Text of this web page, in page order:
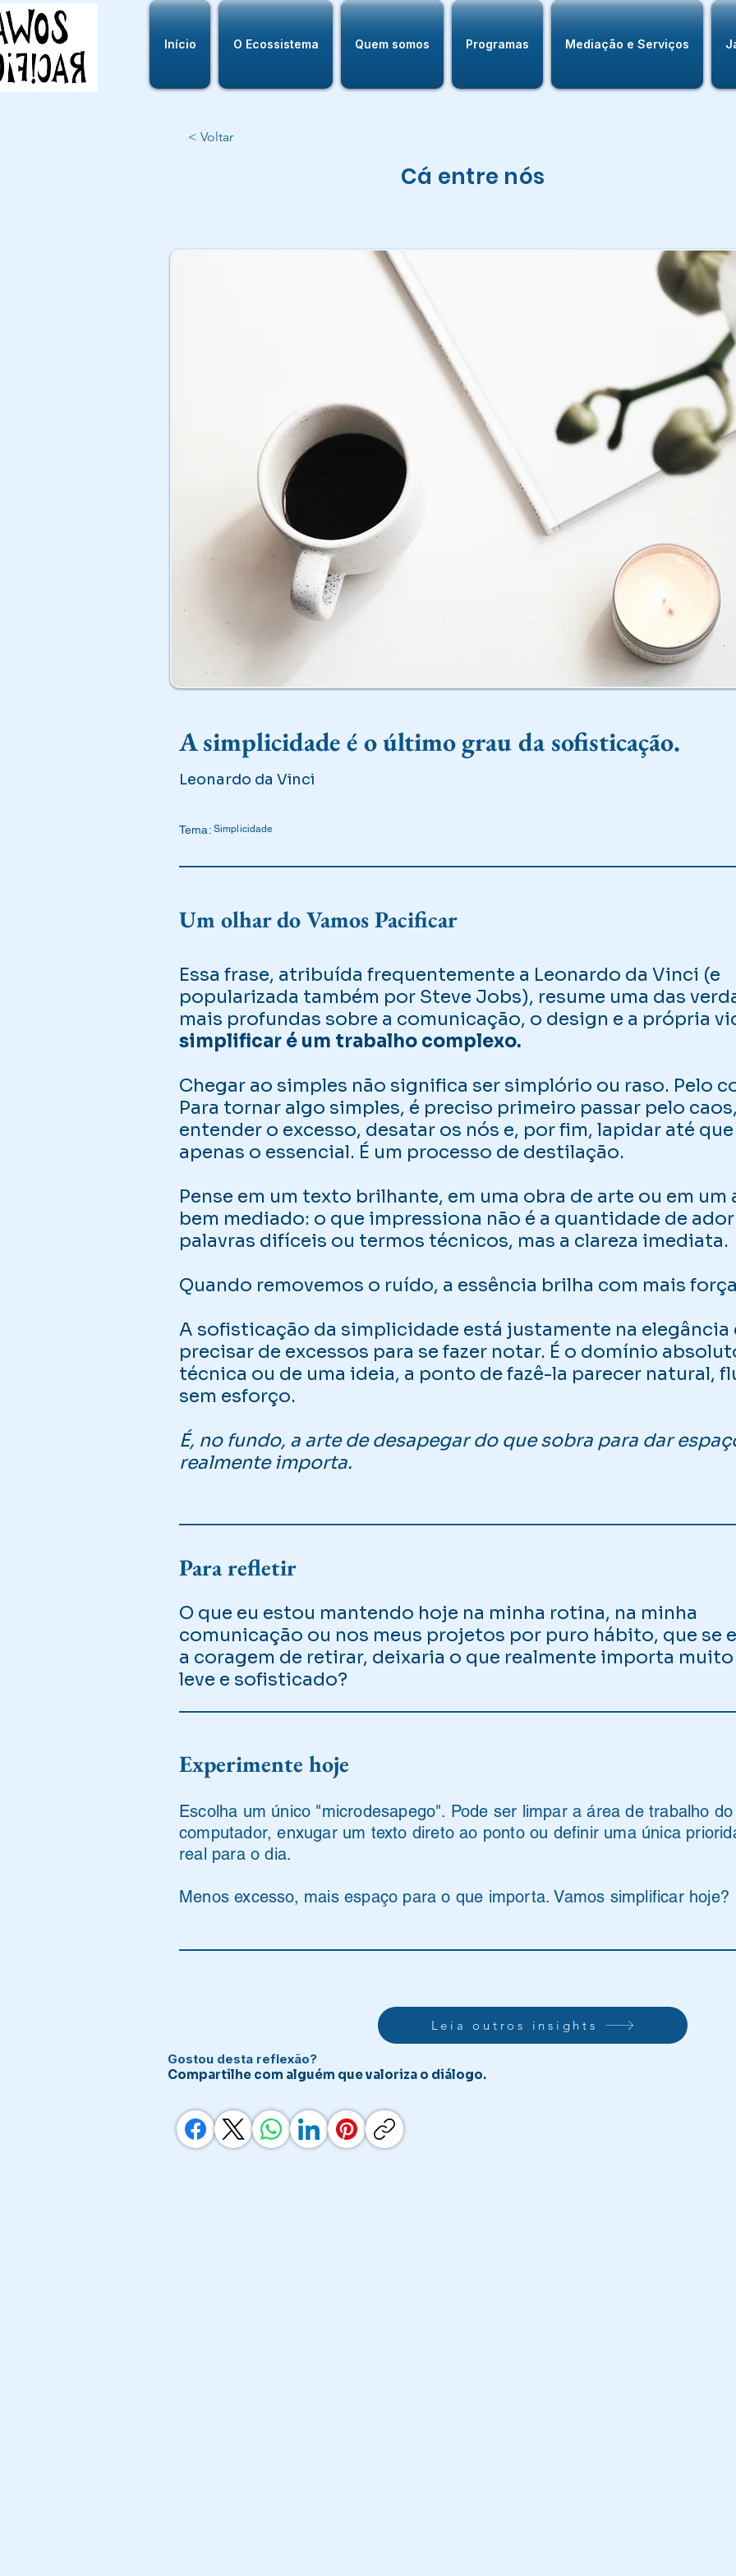
Início O Ecossistema Quem somos Programas Mediação e Serviços
< Voltar
Cá entre nós
A simplicidade é o último grau da sofisticação.
Leonardo da Vinci
Tema:Simplicidade
Um olhar do Vamos Pacificar
Essa frase, atribuída frequentemente a Leonardo da Vinci (e
popularizada também por Steve Jobs), resume uma das
mais profundas sobre a comunicação, o design e a própria
simplificar é um trabalho complexo.
Chegar ao simples não significa ser simplório ou raso. Pelo
Para tornar algo simples, é preciso primeiro passar pelo caos,
entender o excesso, desatar os nós e, por fim, lapidar até
apenas o essencial. É um processo de destilação.
Pense em um texto brilhante, em uma obra de arte ou em um
bem mediado: o que impressiona não é a quantidade de
palavras difíceis ou termos técnicos, mas a clareza imediata.
Quando removemos o ruído, a essência brilha com mais
A sofisticação da simplicidade está justamente na elegância
precisar de excessos para se fazer notar. É o domínio
técnica ou de uma ideia, a ponto de fazê-la parecer natural,
sem esforço.
É, no fundo, a arte de desapegar do que sobra para dar
realmente importa.
Para refletir
O que eu estou mantendo hoje na minha rotina, na minha
comunicação ou nos meus projetos por puro hábito, que se
a coragem de retirar, deixaria o que realmente importa
leve e sofisticado?
Experimente hoje
Escolha um único "microdesapego". Pode ser limpar a área de trabalho do
computador, enxugar um texto direto ao ponto ou definir uma única
real para o dia.
Menos excesso, mais espaço para o que importa. Vamos simplificar hoje?
Leia outros insights
Gostou desta reflexão?
Compartilhe com alguém que valoriza o diálogo.